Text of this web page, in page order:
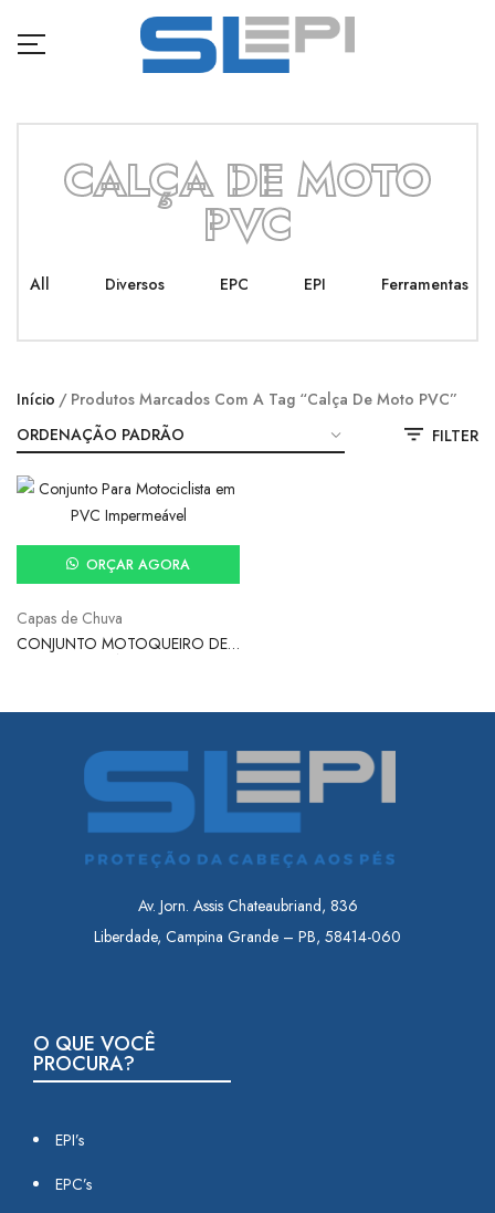
CALÇA DE MOTO
PVC
All Diversos EPC EPI Ferramentas
Início
Produtos Marcados Com A Tag “calça De Moto PVC”
FILTER
ORÇAR AGORA
Capas de Chuva
CONJUNTO MOTOQUEIRO DE
Av. Jorn. Assis Chateaubriand, 836
Liberdade, Campina Grande – PB, 58414-060
O QUE VOCÊ
PROCURA?
EPI’s
EPC’s